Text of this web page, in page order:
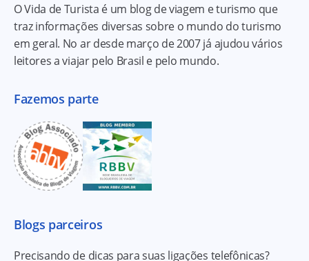
O Vida de Turista é um blog de viagem e turismo que
traz informações diversas sobre o mundo do turismo
em geral. No ar desde março de 2007 já ajudou vários
leitores a viajar pelo Brasil e pelo mundo.
Fazemos parte
Blogs parceiros
Precisando de dicas para suas ligações telefônicas?